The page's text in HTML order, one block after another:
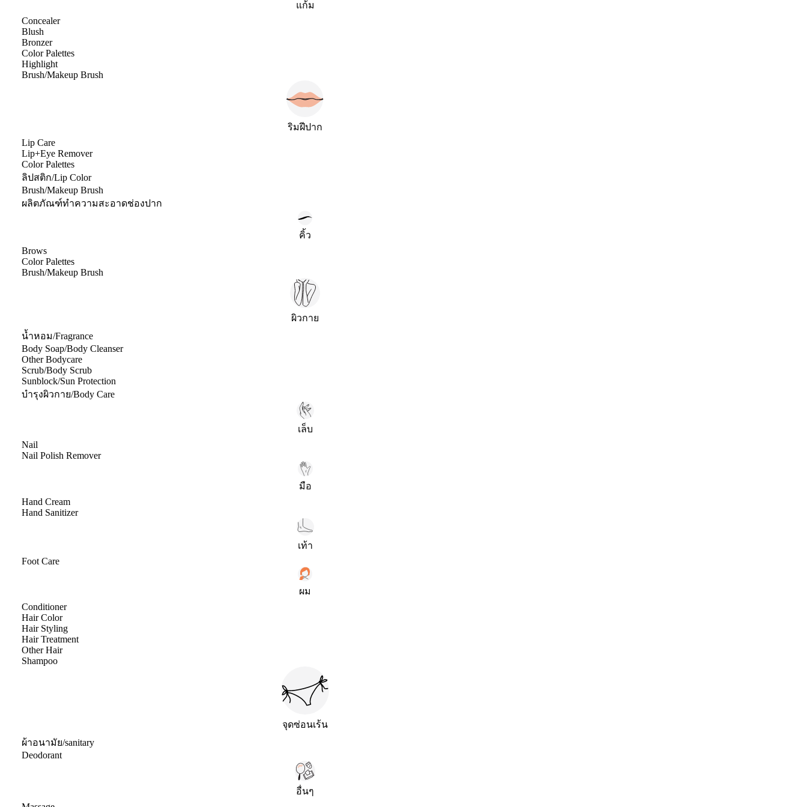
แก้ม
Concealer
Blush
Bronzer
Color Palettes
Highlight
Brush/Makeup Brush
ริมฝีปาก
Lip Care
Lip+Eye Remover
Color Palettes
ลิปสติก/Lip Color
Brush/Makeup Brush
ผลิตภัณฑ์ทำความสะอาดช่องปาก
คิ้ว
Brows
Color Palettes
Brush/Makeup Brush
ผิวกาย
น้ำหอม/Fragrance
Body Soap/Body Cleanser
Other Bodycare
Scrub/Body Scrub
Sunblock/Sun Protection
บำรุงผิวกาย/Body Care
เล็บ
Nail
Nail Polish Remover
มือ
Hand Cream
Hand Sanitizer
เท้า
Foot Care
ผม
Conditioner
Hair Color
Hair Styling
Hair Treatment
Other Hair
Shampoo
จุดซ่อนเร้น
ผ้าอนามัย/sanitary
Deodorant
อื่นๆ